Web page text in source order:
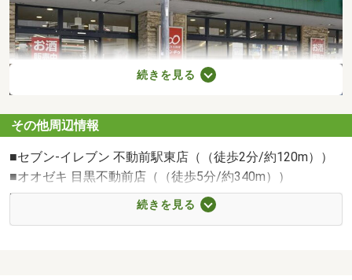
マルエツ プチ（徒歩2分/約120m）
続きを見る
その他周辺情報
■セブン-イレブン 不動前駅東店（（徒歩2分/約120m））
■オオゼキ 目黒不動前店（（徒歩5分/約340m））
■アトレ目黒（（徒歩12分/約910m））
■品川不動前郵便局（（徒歩4分/約280m））
続きを見る